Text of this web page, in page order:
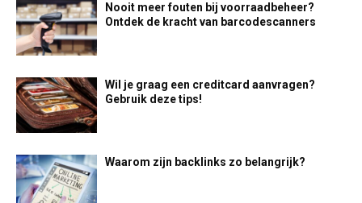
Nooit meer fouten bij voorraadbeheer?
Ontdek de kracht van barcodescanners
Wil je graag een creditcard aanvragen?
Gebruik deze tips!
Waarom zijn backlinks zo belangrijk?